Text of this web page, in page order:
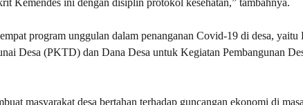
program unggulan dalam penanganan Covid-19 di desa, yaitu
Desa (PKTD) dan Dana Desa untuk Kegiatan Pembangunan
masyarakat desa bertahan terhadap guncangan ekonomi di